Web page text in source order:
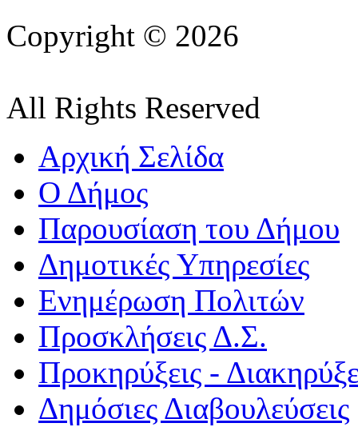
Copyright © 2026
All Rights Reserved
Αρχική Σελίδα
Ο Δήμος
Παρουσίαση του Δήμου
Δημοτικές Υπηρεσίες
Ενημέρωση Πολιτών
Προσκλήσεις Δ.Σ.
Προκηρύξεις -
Δημόσιες Διαβουλεύσεις